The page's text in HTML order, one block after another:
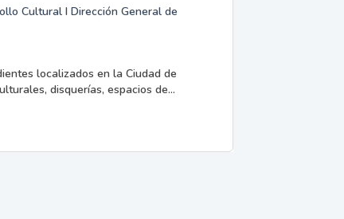
Cultural I Dirección General de
localizados en la Ciudad de
disquerías, espacios de...